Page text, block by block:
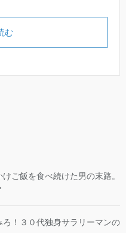
む
ご飯を食べ続けた男の末路。
！３０代独身サラリーマンの